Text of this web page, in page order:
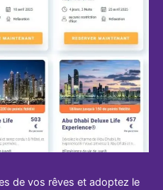
de vos rêves et adoptez le